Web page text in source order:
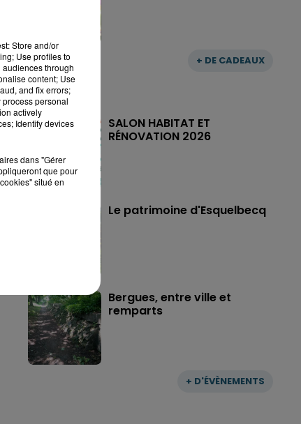
+ DE CADEAUX
+ D'ÉVÈNEMENTS
SALON HABITAT ET
RÉNOVATION 2026
Le patrimoine d'Esquelbecq
Bergues, entre ville et
remparts
Store and/or
Use profiles to
through
content; Use
and fix errors;
personal
actively
Identify devices
dans "Gérer
que pour
situé en